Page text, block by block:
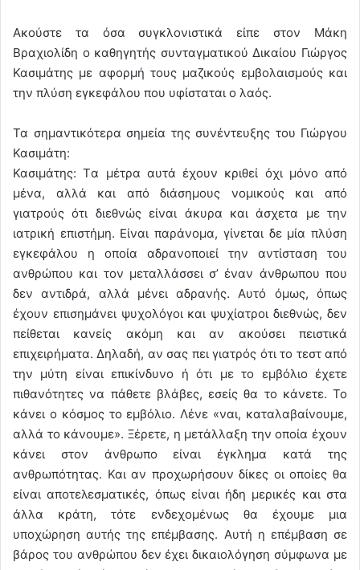
Ακούστε τα όσα συγκλονιστικά είπε στον Μάκη
Βραχιολίδη ο καθηγητής συνταγματικού Δικαίου Γιώργος
Κασιμάτης με αφορμή τους μαζικούς εμβολαισμούς και
την πλύση εγκεφάλου που υφίσταται ο λαός.
Τα σημαντικότερα σημεία της συνέντευξης του Γιώργου
Κασιμάτη:
Κασιμάτης: Tα μέτρα αυτά έχουν κριθεί όχι μόνο από
μένα, αλλά και από διάσημους νομικούς και από
γιατρούς ότι διεθνώς είναι άκυρα και άσχετα με την
ιατρική επιστήμη. Είναι παράνομα, γίνεται δε μία πλύση
εγκεφάλου η οποία αδρανοποιεί την αντίσταση του
ανθρώπου και τον μεταλλάσσει σ’ έναν άνθρωπου που
δεν αντιδρά, αλλά μένει αδρανής. Αυτό όμως, όπως
έχουν επισημάνει ψυχολόγοι και ψυχίατροι διεθνώς, δεν
πείθεται κανείς ακόμη και αν ακούσει πειστικά
επιχειρήματα. Δηλαδή, αν σας πει γιατρός ότι το τεστ από
την μύτη είναι επικίνδυνο ή ότι με το εμβόλιο έχετε
πιθανότητες να πάθετε βλάβες, εσείς θα το κάνετε. Το
κάνει ο κόσμος το εμβόλιο. Λένε «ναι, καταλαβαίνουμε,
αλλά το κάνουμε». Ξέρετε, η μετάλλαξη την οποία έχουν
κάνει στον άνθρωπο είναι έγκλημα κατά της
ανθρωπότητας. Και αν προχωρήσουν δίκες οι οποίες θα
είναι αποτελεσματικές, όπως είναι ήδη μερικές και στα
άλλα κράτη, τότε ενδεχομένως θα έχουμε μια
υποχώρηση αυτής της επέμβασης. Αυτή η επέμβαση σε
βάρος του ανθρώπου δεν έχει δικαιολόγηση σύμφωνα με